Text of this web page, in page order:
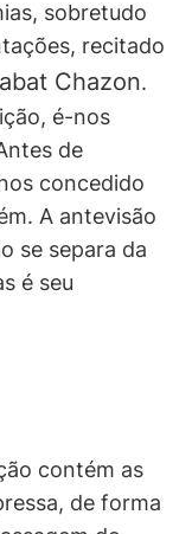
sobretudo
recitado
Chazon.
é-nos
de
concedido
A antevisão
se separa da
é seu
contém as
de forma